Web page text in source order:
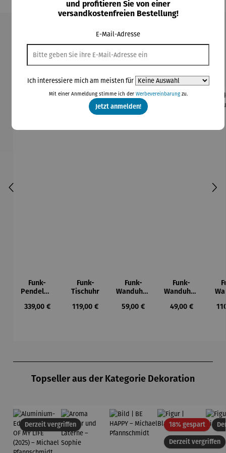
Produktgalerie überspringen
Kunden kauften auch
Funk-
Pendelwa
Schwarz
Regulärer Preis:
339,00 €
Funk-
Tischuhr
Regulärer Preis:
119,00 €
Funk-
Wanduhr |
s
Regulärer Preis:
59,00 €
Funk-
Wanduhr |
Regulärer Preis:
49,00 €
Topseller aus der Kategorie Dekoration
Derzeit vergriffen
Derzeit vergriffen
18% gespartRabatt
und profitieren Sie von einer
versandkostenfreien Bestellung!
E-Mail-Adresse
Ich interessiere mich am meisten für
Mit einer Anmeldung stimme ich der Werbevereinbarungzu.
Jetzt anmelden!